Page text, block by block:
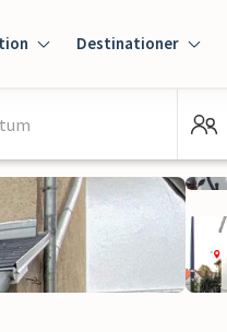
Destinationer